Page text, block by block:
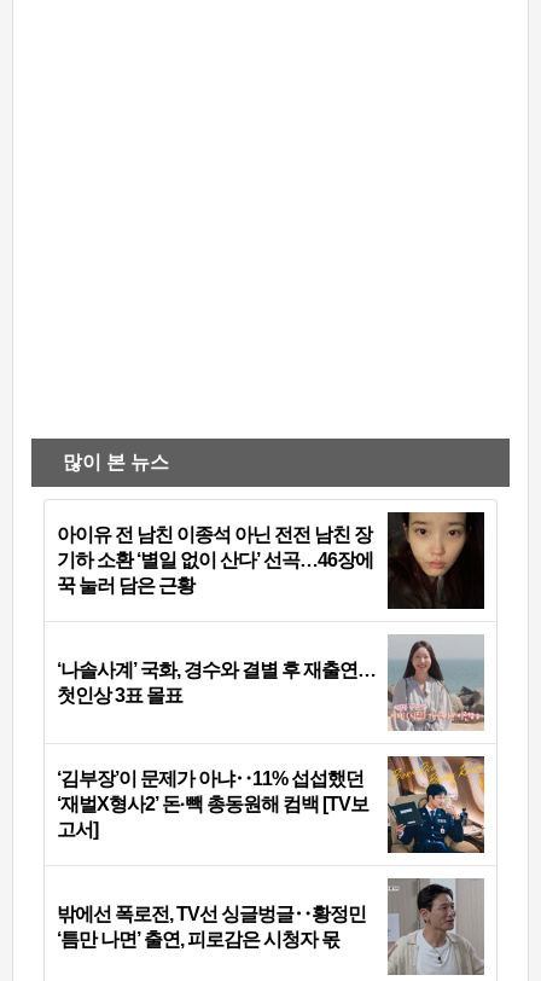
많이 본 뉴스
아이유 전 남친 이종석 아닌 전전 남친 장
기하 소환 ‘별일 없이 산다’ 선곡…46장에
꾹 눌러 담은 근황
‘나솔사계’ 국화, 경수와 결별 후 재출연…
첫인상 3표 몰표
‘김부장’이 문제가 아냐‥11% 섭섭했던
‘재벌X형사2’ 돈·빽 총동원해 컴백 [TV보
고서]
밖에선 폭로전, TV선 싱글벙글‥황정민
‘틈만 나면’ 출연, 피로감은 시청자 몫